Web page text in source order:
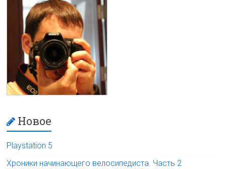
Новое
Playstation 5
Хроники начинающего велосипедиста. Часть 2